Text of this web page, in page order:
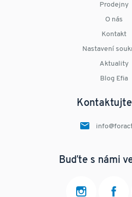
Prodejny
O nás
Kontakt
Nastavení
Aktuality
Blog Efia
Buďte s námi